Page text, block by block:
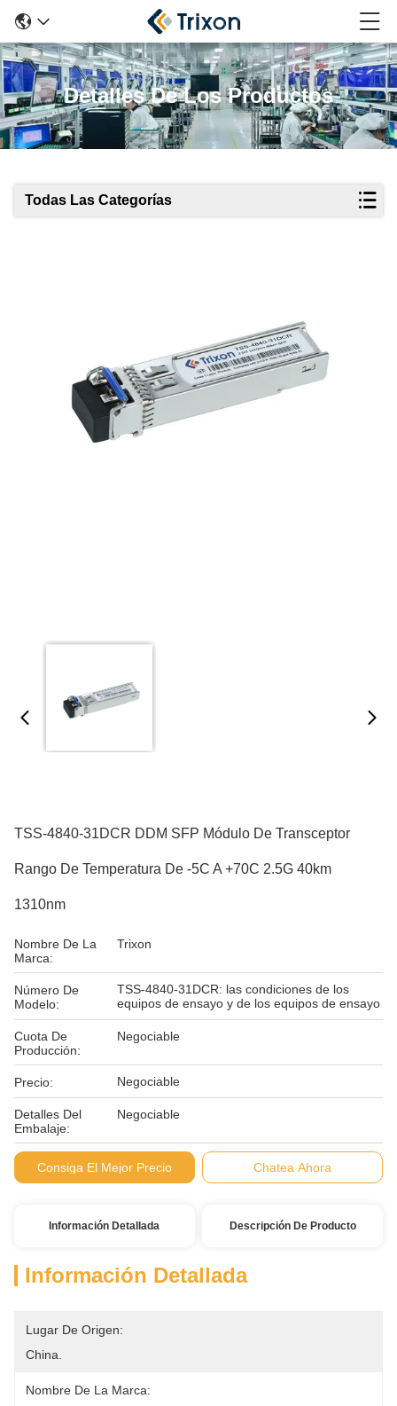
Detalles De Los Productos
Todas Las Categorías
TSS-4840-31DCR DDM SFP Módulo De Transceptor
Rango De Temperatura De -5C A +70C 2.5G 40km
1310nm
Nombre De La
Marca:
Trixon
Número De
Modelo:
TSS-4840-31DCR: las condiciones de los
equipos de ensayo y de los equipos de ensayo
Cuota De
Producción:
Negociable
Precio: Negociable
Detalles Del
Embalaje:
Negociable
Condiciones De
Pago:Consiga El Mejor Precio Chatea Ahora
Información Detallada Descripción De Producto
Información Detallada
Lugar De Origen:
China.
Nombre De La Marca: